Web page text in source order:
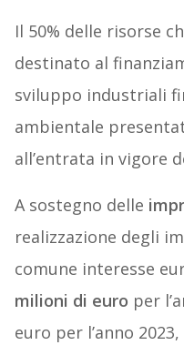
Il 50% delle risorse
destinato al
sviluppo industriali
ambientale
all’entrata in vigore
A sostegno delle
realizzazione degli
comune interesse
milioni di euro per
euro per l’anno